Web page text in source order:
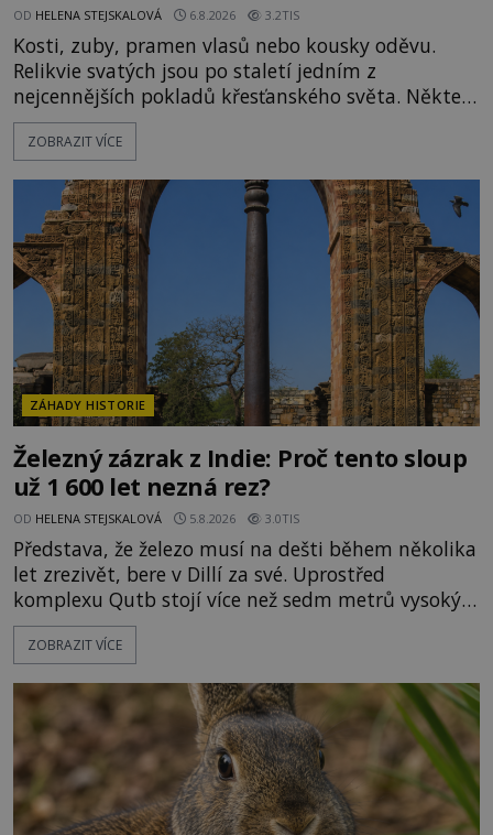
OD HELENA STEJSKALOVÁ 6.8.2026 3.2TIS
Kosti, zuby, pramen vlasů nebo kousky oděvu.
Relikvie svatých jsou po staletí jedním z
nejcennějších pokladů křesťanského světa. Některé
mají pečlivě doloženou historii, jiné provází
záhady, krádeže i nečekané objevy. Jejich osudy
o skutečné historické události. Ve středověké
Evropě mají relikvie mimořádnou hodnotu. Nejsou
jen předmětem úcty
ZOBRAZIT VÍCE
ZÁHADY HISTORIE
Železný zázrak z Indie: Proč tento sloup
už 1 600 let nezná rez?
OD HELENA STEJSKALOVÁ 5.8.2026 3.0TIS
Představa, že železo musí na dešti během několika
let zrezivět, bere v Dillí za své. Uprostřed
komplexu Qutb stojí více než sedm metrů vysoký
železný sloup, který už přibližně 1 600 let odolává
počasí s jen nepatrnými stopami koroze. Jeho
ztracených technologiích či tajemných
materiálech. Moderní metalurgie však ukazuje, že
skutečné vysvětlení je ješt
ZOBRAZIT VÍCE